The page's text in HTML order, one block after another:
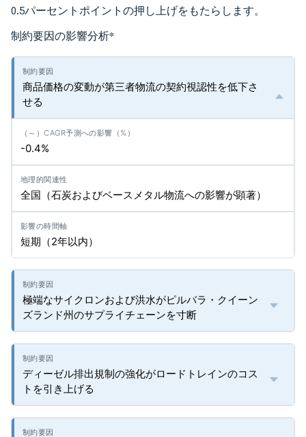
0.5パーセントポイントの押し上げをもたらします。
制約要因の影響分析*
商品価格の変動が第三者物流の契約視認性を低下さ
せる
-0.4%
全国（石炭およびベースメタル物流への影響が顕著）
短期（2年以内）
極端なサイクロンおよび洪水がピルバラ・クイーン
ズランド州のサプライチェーンを寸断
ディーゼル排出規制の強化がロードトレインのコス
トを引き上げる